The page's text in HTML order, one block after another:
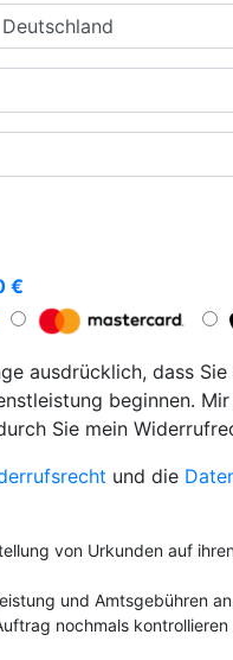
€
ausdrücklich, dass
beginnen.
Sie mein
und die
von Urkunden auf
und Amtsgebühren
nochmals